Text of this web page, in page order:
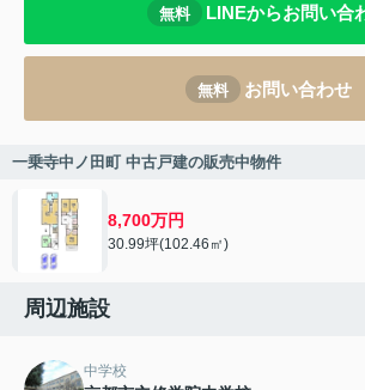
無料 LINEからお問い合
無料 お問い合わせ
一乗寺中ノ田町 中古戸建の販売中物件
8,700万円
30.99坪(102.46㎡)
周辺施設
中学校